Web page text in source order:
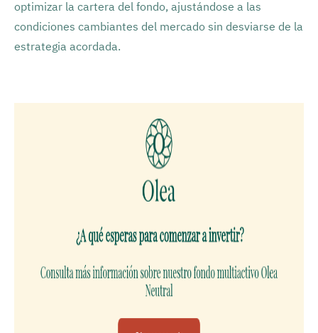
optimizar la cartera del fondo, ajustándose a las
condiciones cambiantes del mercado sin desviarse de la
estrategia acordada.